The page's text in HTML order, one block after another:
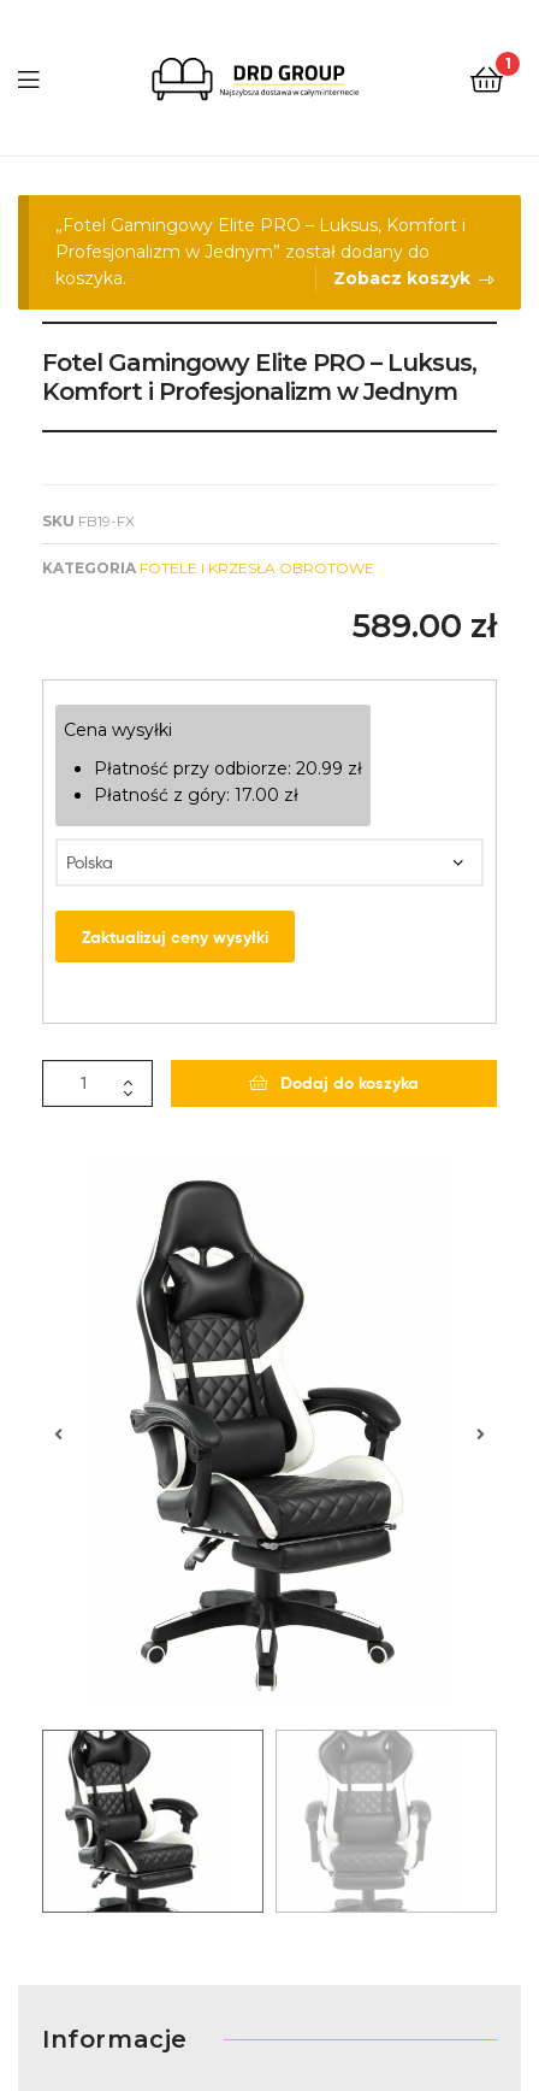
Group
1
„Fotel Gamingowy Elite PRO – Luksus, Komfort i
Profesjonalizm w Jednym” został dodany do
koszyka.
Zobacz koszyk
Fotel Gamingowy Elite PRO – Luksus,
Komfort i Profesjonalizm w Jednym
SKU FB19-FX
KATEGORIA FOTELE I KRZESŁA OBROTOWE
589.00 zł
Cena wysyłki
Płatność przy odbiorze: 20.99 zł
Płatność z góry: 17.00 zł
Zaktualizuj ceny wysyłki
Dodaj do koszyka
Informacje